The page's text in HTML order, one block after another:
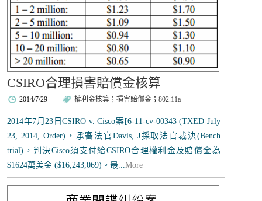
CSIRO合理損害賠償金核算
2014/7/29 權利金核算 ；損害賠償金 ；802.11a
2014年7月23日CSIRO v. Cisco案[6-11-cv-00343 (TXED July
23, 2014, Order)，承審法官Davis, J採取法官裁決(Bench
trial)，判決Cisco須支付給CSIRO合理權利金及賠償金為
$1624萬美金 ($16,243,069)。最...More